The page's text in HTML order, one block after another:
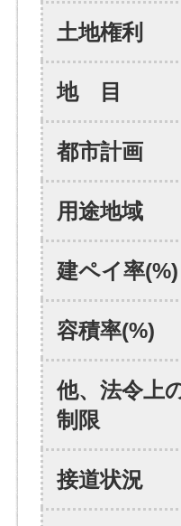
土地権利
地 目
都市計画
用途地域
建ペイ率(%)
容積率(%)
他、法令上
制限
接道状況